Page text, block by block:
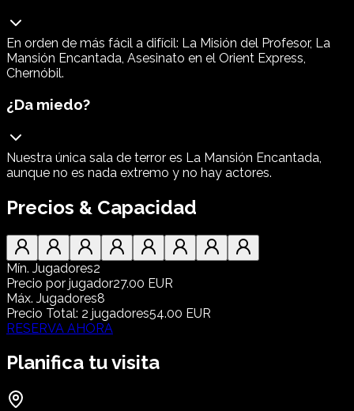
En orden de más fácil a difícil: La Misión del Profesor, La
Mansión Encantada, Asesinato en el Orient Express,
Chernóbil.
¿Da miedo?
Nuestra única sala de terror es La Mansión Encantada,
aunque no es nada extremo y no hay actores.
Precios & Capacidad
Mín. Jugadores2
Precio por jugador27.00 EUR
Máx. Jugadores8
Precio Total: 2 jugadores54.00 EUR
RESERVA AHORA
Planifica tu visita